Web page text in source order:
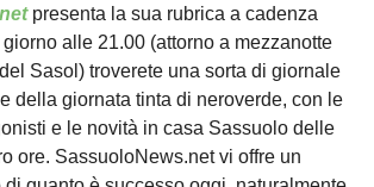
presenta la sua rubrica a cadenza
alle 21.00 (attorno a mezzanotte
Sasol) troverete una sorta di giornale
della giornata tinta di neroverde, con le
e le novità in casa Sassuolo delle
ore. SassuoloNews.net vi offre un